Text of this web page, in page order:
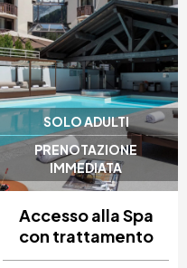
SOLO ADULTI
PRENOTAZIONE
IMMEDIATA
Accesso alla Spa
con trattamento